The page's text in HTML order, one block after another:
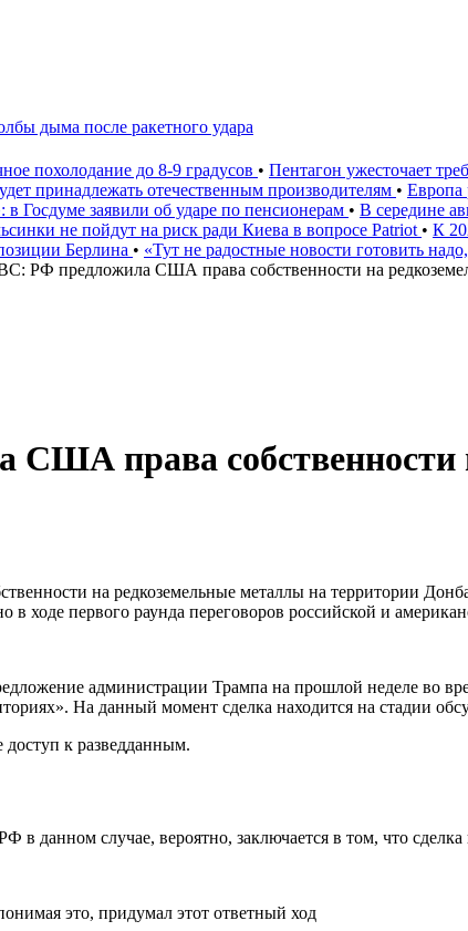
дыма после ракетного удара
похолодание до 8-9 градусов • Пентагон ужесточает
принадлежать отечественным производителям • Европа
в Госдуме заявили об ударе по пенсионерам • В середине
не пойдут на риск ради Киева в вопросе Patriot • К
Берлина • «Тут не радостные новости готовить
РФ предложила США права собственности на
права собственности
на редкоземельные металлы на территории
в ходе первого раунда переговоров российской и
администрации Трампа на прошлой неделе во
На данный момент сделка находится на стадии
к разведданным.
в данном случае, вероятно, заключается в том, что
это, придумал этот ответный ход